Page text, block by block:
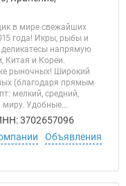
в мире свежайших
года! Икры, рыбы и
напрямую
Китая и Кореи.
рыночных! Широкий
(благодаря прямым
мелкий, средний,
миру. Удобные...
3702657096
Объявления